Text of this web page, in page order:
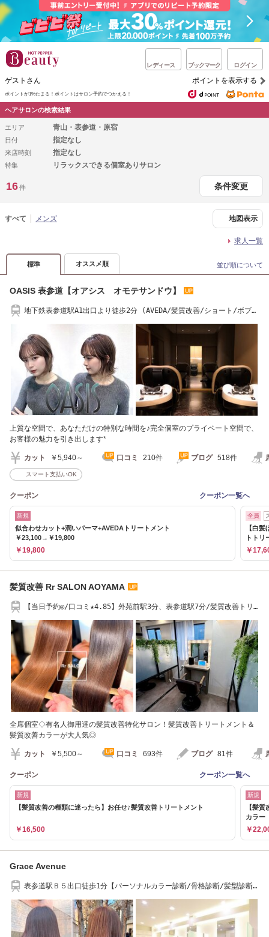
レディース ブックマーク ログイン
ゲストさん ポイントを表示する
ポイントが1%たまる！ ポイントはサロン予約でつかえる！
ヘアサロンの検索結果
エリア 青山・表参道・原宿
日付 指定なし
来店時刻 指定なし
特集 リラックスできる個室ありサロン
16件 条件変更
すべて メンズ 地図表示
求人一覧
標準 オススメ順 並び順について
OASIS 表参道【オアシス オモテサンドウ】
地下鉄表参道駅A1出口より徒歩2分 (AVEDA/髪質改善/ショート/ボブ/
上質な空間で、あなただけの特別な時間を♪完全個室のプライベート空間で、
お客様の魅力を引き出します*
カット ￥5,940～ 口コミ 210件 ブログ 518件
スマート支払いOK
クーポン クーポン一覧へ
新規
似合わせカット+潤いパーマ+AVEDAトリートメント
￥23,100→￥19,800
￥19,800
全員
【白
トトリ
￥
髪質改善 Rr SALON AOYAMA
【当日予約◎/口コミ★4.85】外苑前駅3分、表参道駅7分/髪質改善トリ
全席個室◇有名人御用達の髪質改善特化サロン！髪質改善トリートメント＆
髪質改善カラーが大人気◎
カット ￥5,500～ 口コミ 693件 ブログ 81件
クーポン クーポン一覧へ
新規
【髪質改善の種類に迷ったら】お任せ♪髪質改善トリートメント
￥16,500
新規
【髪
カラー
￥
Grace Avenue
表参道駅Ｂ５出口徒歩1分【パーソナルカラー診断/骨格診断/髪型診断/